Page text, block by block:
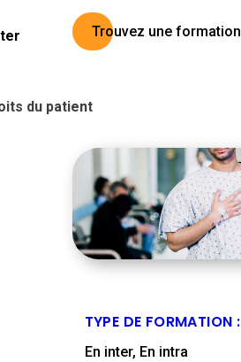
Trouvez une formation
du patient
TYPE DE FORMATION :
En inter, En intra